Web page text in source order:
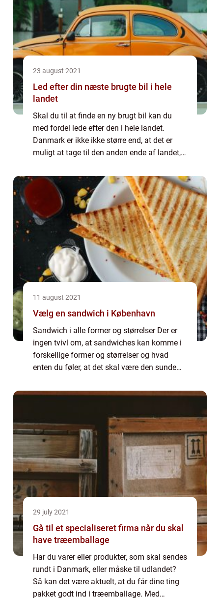
23 august 2021
Led efter din næste brugte bil i hele
landet
Skal du til at finde en ny brugt bil kan du
med fordel lede efter den i hele landet.
Danmark er ikke ikke større end, at det er
muligt at tage til den anden ende af landet,
selvfølgelig an på...
11 august 2021
Vælg en sandwich i København
Sandwich i alle former og størrelser Der er
ingen tvivl om, at sandwiches kan komme i
forskellige former og størrelser og hvad
enten du føler, at det skal være den sunde
god idé at vælge noget, som du føl...
29 july 2021
Gå til et specialiseret firma når du skal
have træemballage
Har du varer eller produkter, som skal sendes
rundt i Danmark, eller måske til udlandet?
Så kan det være aktuelt, at du får dine ting
pakket godt ind i træemballage. Med